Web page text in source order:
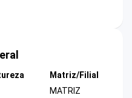
Matriz/Filial
MATRIZ